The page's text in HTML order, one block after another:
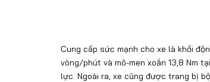
Cung cấp sức mạnh cho xe là khối
vòng/phút và mô-men xoắn 13,8 Nm
lực. Ngoài ra, xe cũng được trang bị